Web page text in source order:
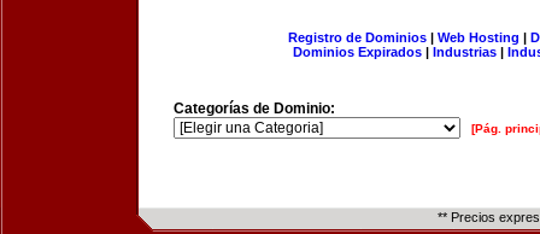
Registro de Dominios| Web Hosting |
Dominios Expirados | Industrias |
Categorías de Dominio:
[Pág.
** Precios